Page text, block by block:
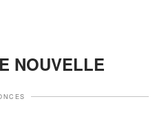
NOUVELLE